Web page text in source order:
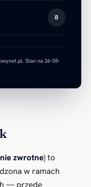
8
Stan na 26-05-
zwrotne) to
w ramach
— przede